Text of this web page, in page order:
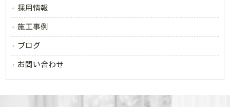
採用情報
施工事例
ブログ
お問い合わせ